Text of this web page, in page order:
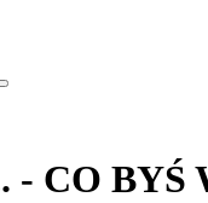
- CO